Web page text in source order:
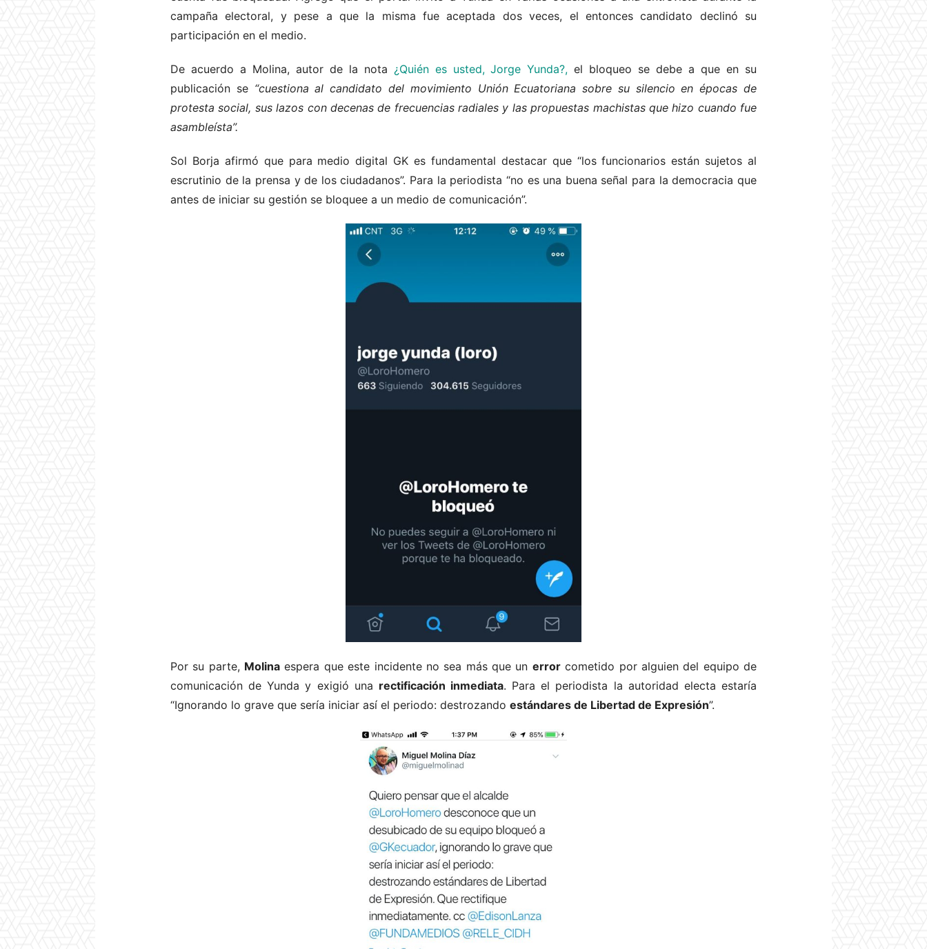
campaña electoral, y pese a que la misma fue aceptada dos veces, el entonces candidato declinó su
participación en el medio.
De acuerdo a Molina, autor de la nota ¿Quién es usted, Jorge Yunda?, el bloqueo se debe a que en su
publicación se “cuestiona al candidato del movimiento Unión Ecuatoriana sobre su silencio en épocas de
protesta social, sus lazos con decenas de frecuencias radiales y las propuestas machistas que hizo cuando fue
asambleísta”.
Sol Borja afirmó que para medio digital GK es fundamental destacar que “los funcionarios están sujetos al
escrutinio de la prensa y de los ciudadanos”. Para la periodista “no es una buena señal para la democracia que
antes de iniciar su gestión se bloquee a un medio de comunicación”.
Por su parte, Molina espera que este incidente no sea más que un errorcometido por alguien del equipo de
comunicación de Yunda y exigió una rectificación inmediata. Para el periodista la autoridad electa estaría
“Ignorando lo grave que sería iniciar así el periodo: destrozando estándares de Libertad de Expresión”.